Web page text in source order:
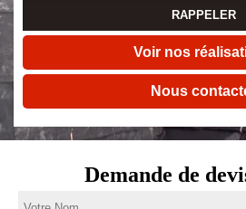
Voir nos
Nous
Demande de